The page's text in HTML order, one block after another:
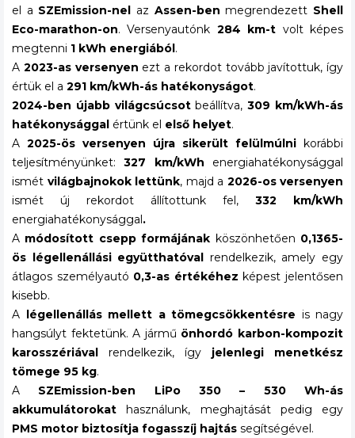
el a SZEmission-nel az Assen-ben megrendezett Shell
Eco-marathon-on. Versenyautónk 284 km-t volt képes
megtenni 1 kWh energiából.
A 2023-as versenyen ezt a rekordot tovább javítottuk, így
értük el a 291 km/kWh-ás hatékonyságot.
2024-ben újabb világcsúcsotbeállítva,309 km/kWh-ás
hatékonysággal értünk el első helyet.
A 2025-ös versenyen újra sikerült felülmúlni korábbi
teljesítményünket:327 km/kWh energiahatékonysággal
ismét világbajnokok lettünk, majd a 2026-os versenyen
ismét új rekordot állítottunk fel, 332 km/kWh
energiahatékonysággal.
A módosított csepp formájának köszönhetően 0,1365-
ös légellenállási együtthatóval rendelkezik, amely egy
átlagos személyautó 0,3-as értékéhez képest jelentősen
kisebb.
A légellenállás mellett a tömegcsökkentésre is nagy
hangsúlyt fektetünk. A jármű önhordó karbon-kompozit
karosszériával rendelkezik, így jelenlegi menetkész
tömege 95 kg.
A SZEmission-ben LiPo 350 – 530 Wh-ás
akkumulátorokat használunk, meghajtását pedig egy
PMS motor biztosítja fogasszíj hajtás segítségével.